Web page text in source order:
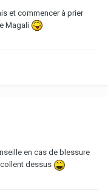
et commencer à prier
Magali
en cas de blessure
dessus